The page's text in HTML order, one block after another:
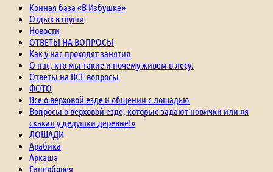
Конная база «В Избушке»
Отдых в глуши
Новости
ОТВЕТЫ НА ВОПРОСЫ
Как у нас проходят занятия
О нас, кто мы такие и почему живем в лесу.
Ответы на ВСЕ вопросы
ФОТО
Все о верховой езде и общении с лошадью
Вопросы о верховой езде, которые задают новички или «я
скакал у дедушки деревне!»
ЛОШАДИ
Арабика
Аркаша
Гиперборея